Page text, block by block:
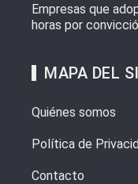
Empresas que
horas por
MAPA DEL
Quiénes somos
Política de
Contacto